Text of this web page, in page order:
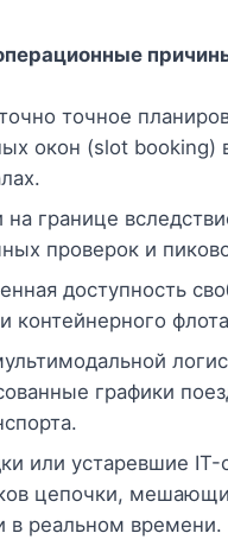
точное
окон (slot booking)
границе
проверок и
доступность
контейнерного
графики
или устаревшие
цепочки,
в реальном времени.